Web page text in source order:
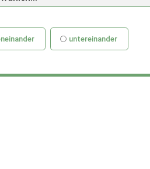
untereinander